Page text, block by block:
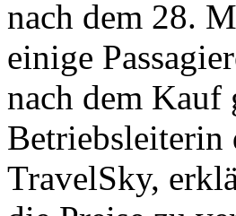
nach dem 28.
einige
nach dem Kauf
TravelSky,